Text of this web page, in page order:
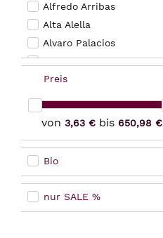
Alfredo Arribas
Alta Alella
Alvaro Palacios
Anecoop Bodegas
Artadi
Preis
von 3,63 € bis 650,98 €
Bio
nur SALE %